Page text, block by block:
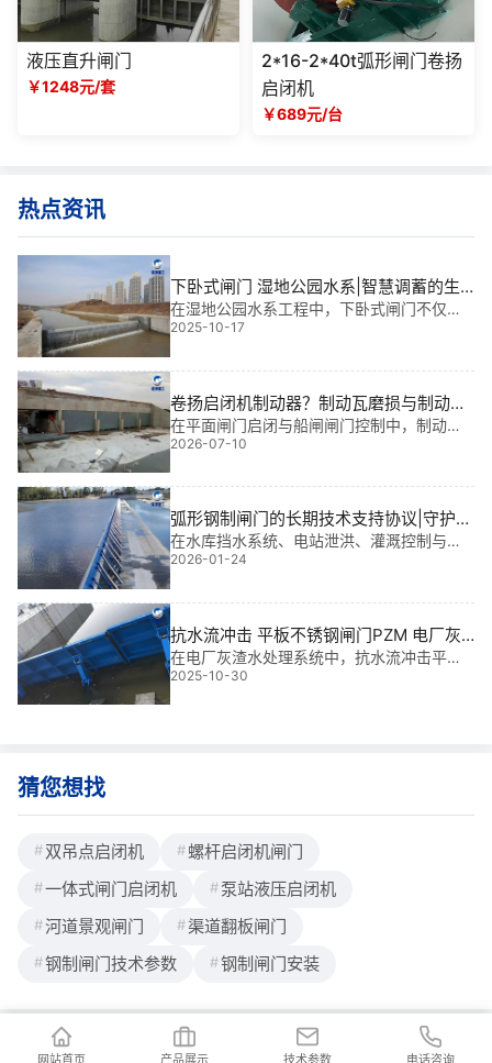
液压直升闸门
￥1248元/套
2*16-2*40t弧形闸门卷扬
启闭机
￥689元/台
热点资讯
下卧式闸门 湿地公园水系|智慧调蓄的生
态守护者
在湿地公园水系工程中，下卧式闸门不仅是
水流控制的关键装置，更是实现生态平衡与
型水利项目，其中多个涉及湿地公园水系设
计，深感下卧式闸门在调蓄水位、保护水
2025-10-17
卷扬启闭机制动器？制动瓦磨损与制动力
矩的调整
在平面闸门启闭与船闸闸门控制中，制动瓦
磨损会导致制动力矩衰减，引发闸门下滑或
磨损与制动力矩的调整逻辑，是维持设备稳
定运行的基础。
2026-07-10
弧形钢制闸门的长期技术支持协议|守护江
河安澜的智慧之选
在水库挡水系统、电站泄洪、灌溉控制与城
市防洪工程中，弧形钢制闸门是保障水利设
施安全运行的核心“卫士”。它不仅承担着调节
水流、控制水位的关键职责，更直接影响工
程寿命与运营效率。根据规格不同，单价通
常在3
2026-01-24
抗水流冲击 平板不锈钢闸门PZM 电厂灰
渣水处理|智控耐蚀新标杆
在电厂灰渣水处理系统中，抗水流冲击平板
不锈钢闸门PZM不仅是关键控制阀，更是保
障全厂稳定运行的“守护神”。我参与过多个大
2025-10-30
猜您想找
双吊点启闭机
螺杆启闭机闸门
一体式闸门启闭机
泵站液压启闭机
河道景观闸门
渠道翻板闸门
钢制闸门技术参数
钢制闸门安装
网站首页 产品展示 技术参数 电话咨询